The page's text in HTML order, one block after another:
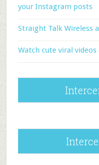
your Instagram posts
Straight Talk Wireless
Watch cute viral videos